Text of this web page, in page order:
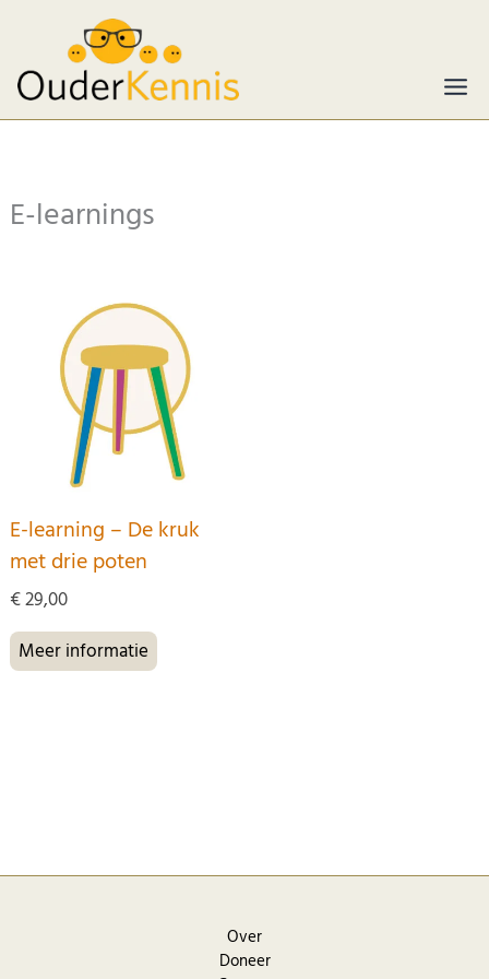
inhoud
E-learnings
E-learning – De kruk
met drie poten
€29,00
Meer informatie
Over
Doneer